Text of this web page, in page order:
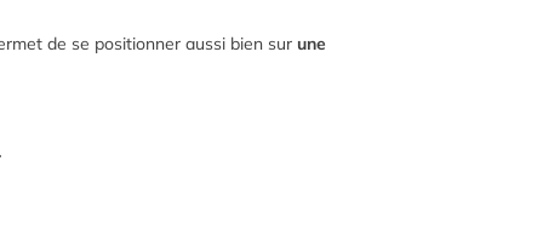
de se positionner aussi bien sur une